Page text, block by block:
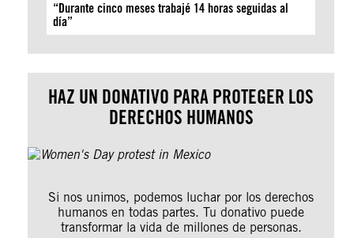
“Durante cinco meses trabajé 14 horas seguidas al
día”
HAZ UN DONATIVO PARA PROTEGER LOS
DERECHOS HUMANOS
Si nos unimos, podemos luchar por los derechos
humanos en todas partes. Tu donativo puede
transformar la vida de millones de personas.